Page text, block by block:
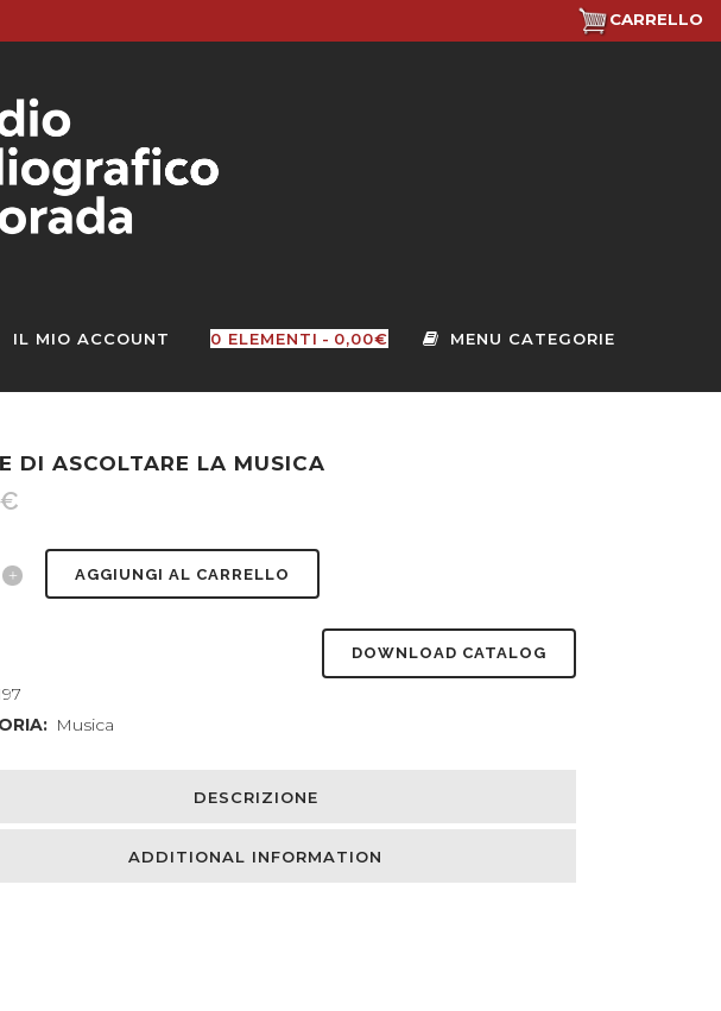
CARRELLO
IL MIO ACCOUNT 0 ELEMENTI 0,00€
DI ASCOLTARE LA MUSICA
€
AGGIUNGI AL CARRELLO
DOWNLOAD CATALOG
Musica
DESCRIZIONE
ADDITIONAL INFORMATION